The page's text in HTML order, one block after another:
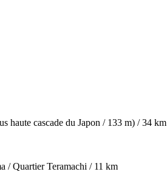
cascade du Japon / 133 m) / 34 km
/ Quartier Teramachi / 11 km